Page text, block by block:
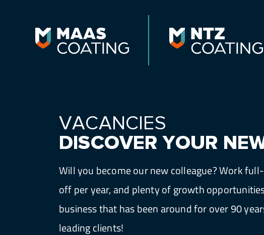
VACANCIES
DISCOVER YOUR
Will you become our new colleague? Work
off per year, and plenty of growth
business that has been around for over 90
leading clients!